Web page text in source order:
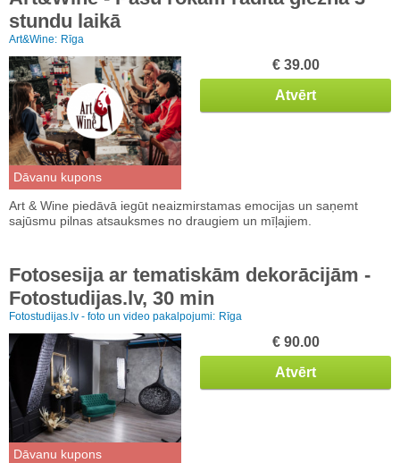
stundu laikā
Art&Wine: Rīga
Dāvanu kupons
€ 39.00
Atvērt
Art & Wine piedāvā iegūt neaizmirstamas emocijas un saņemt
sajūsmu pilnas atsauksmes no draugiem un mīļajiem.
Fotosesija ar tematiskām dekorācijām -
Fotostudijas.lv, 30 min
Fotostudijas.lv - foto un video pakalpojumi: Rīga
Dāvanu kupons
€ 90.00
Atvērt